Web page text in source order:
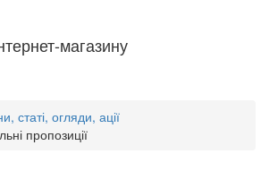
магазину
статі, огляди, ації
пропозиції